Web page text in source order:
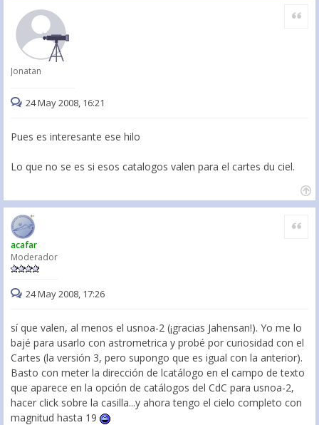
Jonatan
Citar
24 May 2008, 16:21
Pues es interesante ese hilo
Lo que no se es si esos catalogos valen para el cartes du ciel.
acafar
Moderador
Citar
24 May 2008, 17:26
sí que valen, al menos el usnoa-2 (¡gracias Jahensan!). Yo me lo
bajé para usarlo con astrometrica y probé por curiosidad con el
Cartes (la versión 3, pero supongo que es igual con la anterior).
Basto con meter la dirección de lcatálogo en el campo de texto
que aparece en la opción de catálogos del CdC para usnoa-2,
hacer click sobre la casilla...y ahora tengo el cielo completo con
magnitud hasta 19